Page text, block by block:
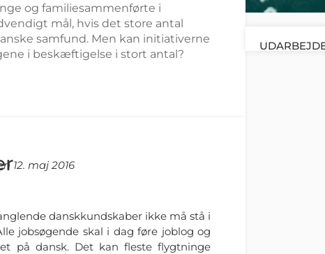
og familiesammenførte i
mål, hvis det store antal
samfund. Men kan initiativerne
i beskæftigelse i stort antal?
12. maj 2016
danskkundskaber ikke må stå i
jobsøgende skal i dag føre joblog og
på dansk. Det kan fleste flygtninge